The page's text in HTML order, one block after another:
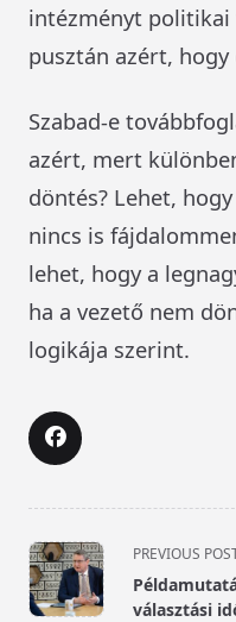
intézményt
pusztán azért,
Szabad-e
azért, mert
döntés? Lehet,
nincs is
lehet, hogy a
ha a vezető nem
logikája szerint.
<span
class="nav-
subtitle
PREVIOUS
választási